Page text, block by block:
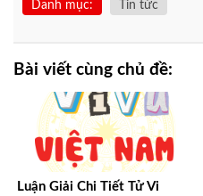
Danh mục: Tin tức
Bài viết cùng chủ đề:
Luận Giải Chi Tiết Tử Vi